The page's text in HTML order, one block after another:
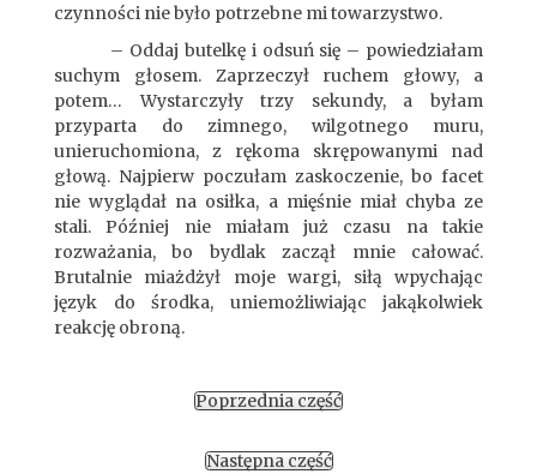
czynności nie było potrzebne mi towarzystwo.
– Oddaj butelkę i odsuń się – powiedziałam
suchym głosem. Zaprzeczył ruchem głowy, a
potem… Wystarczyły trzy sekundy, a byłam
przyparta do zimnego, wilgotnego muru,
unieruchomiona, z rękoma skrępowanymi nad
głową. Najpierw poczułam zaskoczenie, bo facet
nie wyglądał na osiłka, a mięśnie miał chyba ze
stali. Później nie miałam już czasu na takie
rozważania, bo bydlak zaczął mnie całować.
Brutalnie miażdżył moje wargi, siłą wpychając
język do środka, uniemożliwiając jakąkolwiek
reakcję obroną.
Poprzednia część
Następna część